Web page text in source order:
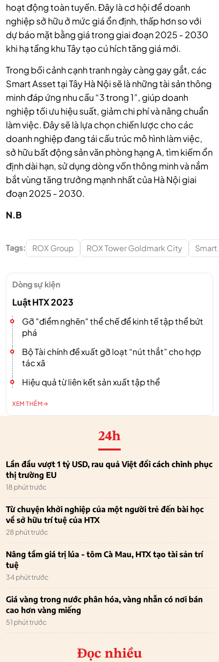
hoạt động toàn tuyến. Đây là cơ hội để doanh
nghiệp sở hữu ở mức giá ổn định, thấp hơn so với
dự báo mặt bằng giá trong giai đoạn 2025 - 2030
khi hạ tầng khu Tây tạo cú hích tăng giá mới.
Trong bối cảnh cạnh tranh ngày càng gay gắt, các
Smart Asset tại Tây Hà Nội sẽ là những tài sản thông
minh đáp ứng nhu cầu “3 trong 1”, giúp doanh
nghiệp tối ưu hiệu suất, giảm chi phí và nâng chuẩn
làm việc. Đây sẽ là lựa chọn chiến lược cho các
doanh nghiệp đang tái cấu trúc mô hình làm việc,
sở hữu bất động sản văn phòng hạng A, tìm kiếm ổn
định dài hạn, sử dụng dòng vốn thông minh và nắm
bắt vùng tăng trưởng mạnh nhất của Hà Nội giai
đoạn 2025 - 2030.
N.B
Tags: ROX Group ROX Tower Goldmark City Smart
Dòng sự kiện
Luật HTX 2023
Gỡ "điểm nghẽn" thể chế để kinh tế tập thể bứt
phá
Bộ Tài chính đề xuất gỡ loạt “nút thắt” cho hợp
tác xã
Hiệu quả từ liên kết sản xuất tập thể
XEM THÊM
24h
Lần đầu vượt 1 tỷ USD, rau quả Việt đổi cách chinh phục
thị trường EU
18 phút trước
Từ chuyện khởi nghiệp của một người trẻ đến bài học
về sở hữu trí tuệ của HTX
28 phút trước
Nâng tầm giá trị lúa - tôm Cà Mau, HTX tạo tài sản trí
tuệ
34 phút trước
Giá vàng trong nước phân hóa, vàng nhẫn có nơi bán
cao hơn vàng miếng
51 phút trước
Đọc nhiều